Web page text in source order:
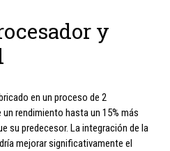
y
en un proceso de 2
rendimiento hasta un 15% más
su predecesor. La integración de la
mejorar significativamente el